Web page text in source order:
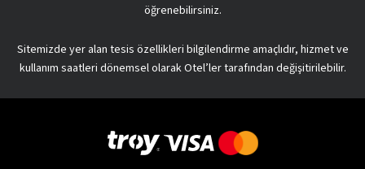
öğrenebilirsiniz.
Sitemizde yer alan tesis özellikleri bilgilendirme amaçlıdır, hizmet ve
kullanım saatleri dönemsel olarak Otel’ler tarafından değişitirilebilir.